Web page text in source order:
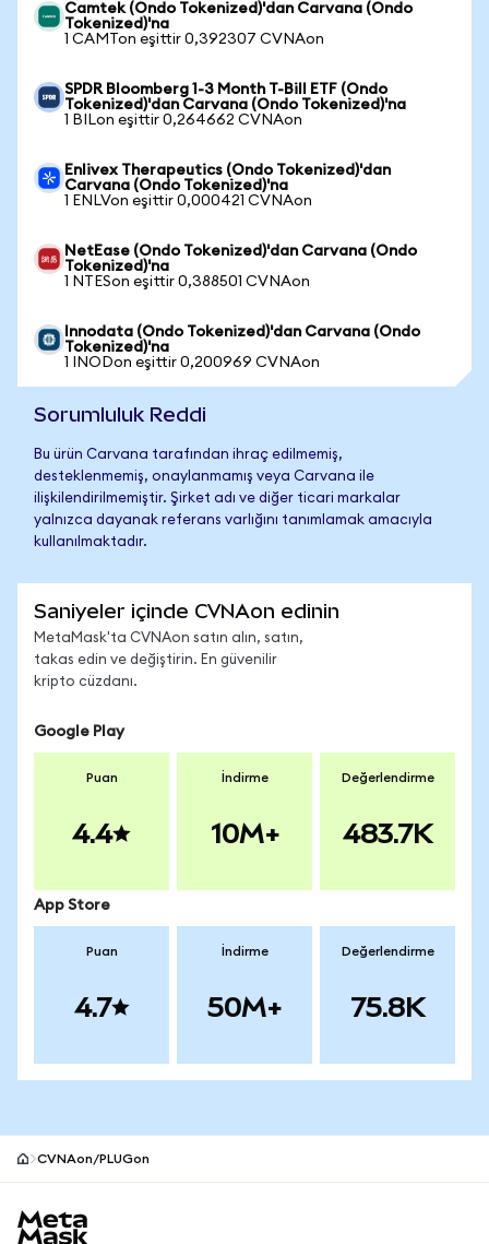
Camtek (Ondo Tokenized)'dan Carvana (Ondo
Tokenized)'na
1 CAMTon eşittir 0,392307 CVNAon
SPDR Bloomberg 1-3 Month T-Bill ETF (Ondo
Tokenized)'dan Carvana (Ondo Tokenized)'na
1 BILon eşittir 0,264662 CVNAon
Enlivex Therapeutics (Ondo Tokenized)'dan
Carvana (Ondo Tokenized)'na
1 ENLVon eşittir 0,000421 CVNAon
NetEase (Ondo Tokenized)'dan Carvana (Ondo
Tokenized)'na
1 NTESon eşittir 0,388501 CVNAon
Innodata (Ondo Tokenized)'dan Carvana (Ondo
Tokenized)'na
1 INODon eşittir 0,200969 CVNAon
Sorumluluk Reddi
Bu ürün Carvana tarafından ihraç edilmemiş,
desteklenmemiş, onaylanmamış veya Carvana ile
ilişkilendirilmemiştir. Şirket adı ve diğer ticari markalar
yalnızca dayanak referans varlığını tanımlamak amacıyla
kullanılmaktadır.
Saniyeler içinde CVNAon edinin
MetaMask'ta CVNAon satın alın, satın,
takas edin ve değiştirin. En güvenilir
kripto cüzdanı.
Google Play
Puan
4.4
İndirme
10M+
Değerlendirme
483.7K
App Store
Puan
4.7
İndirme
50M+
Değerlendirme
75.8K
CVNAon/PLUGon